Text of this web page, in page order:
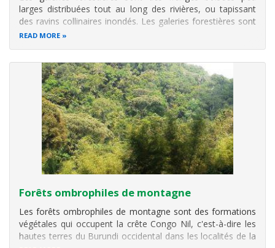
larges distribuées tout au long des rivières, ou tapissant
des ravins collinaires inondés. Les galeries forestières sont
retrouvables presque partout au Burundi, mais elles restent
READ MORE
Forêts ombrophiles de montagne
Les forêts ombrophiles de montagne sont des formations
végétales qui occupent la crête Congo Nil, c'est-à-dire les
hautes terres du Burundi occidental dans les localités de la